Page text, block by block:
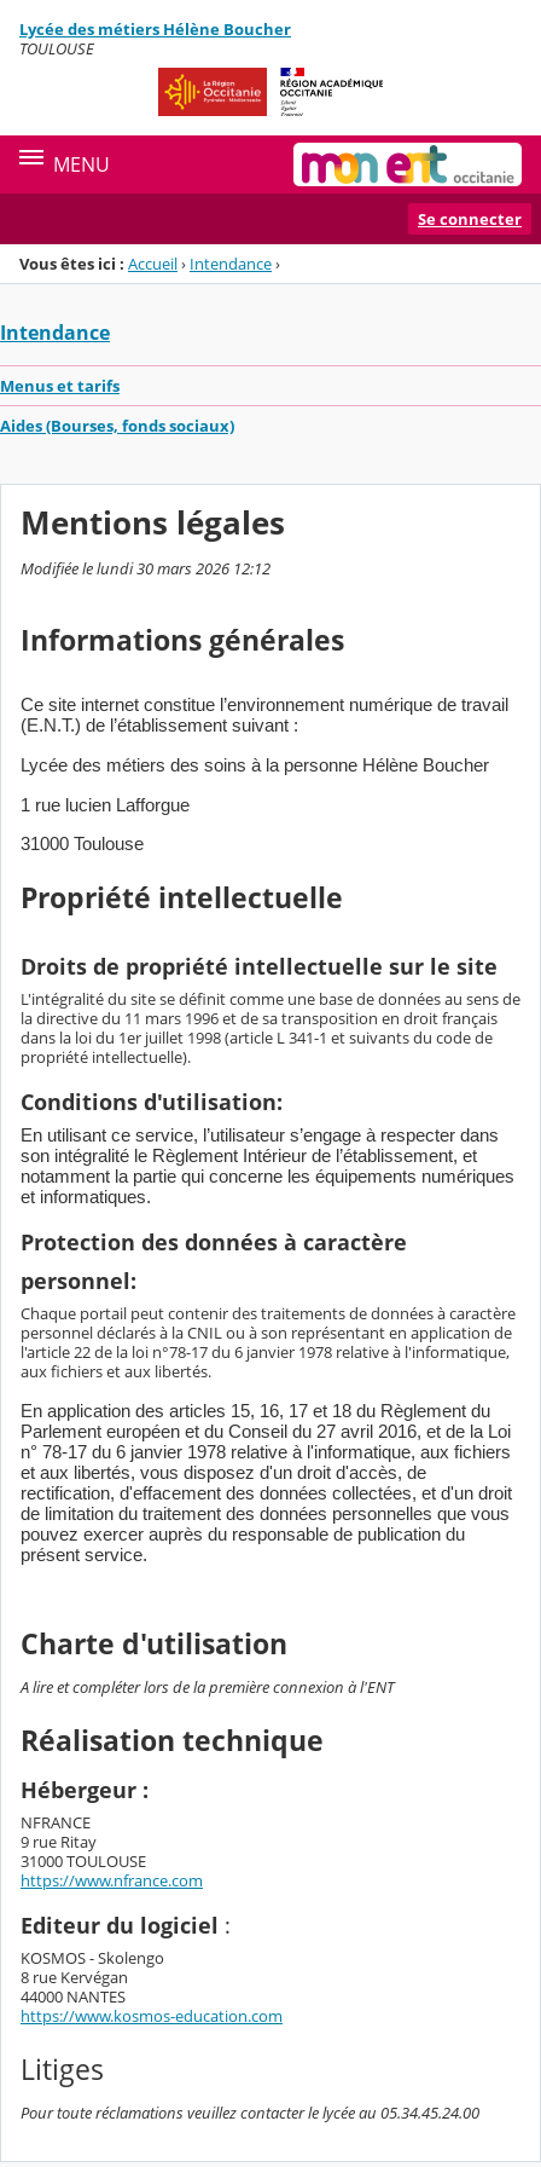
Menu de la rubrique
Contenu
Lycée des métiers Hélène Boucher
TOULOUSE
MENU
Se connecter
Vous êtes ici : Accueil› Intendance›
Intendance
Menus et tarifs
Aides (Bourses, fonds sociaux)
Mentions légales
Modifiée le lundi 30 mars 2026 12:12
Informations générales
Ce site internet constitue l’environnement numérique de travail
(E.N.T.) de l’établissement suivant :
Lycée des métiers des soins à la personne Hélène Boucher
1 rue lucien Lafforgue
31000 Toulouse
Propriété intellectuelle
Droits de propriété intellectuelle sur le site
L'intégralité du site se définit comme une base de données au sens de
la directive du 11 mars 1996 et de sa transposition en droit français
dans la loi du 1er juillet 1998 (article L 341-1 et suivants du code de
propriété intellectuelle).
Conditions d'utilisation:
En utilisant ce service, l’utilisateur s’engage à respecter dans
son intégralité le Règlement Intérieur de l’établissement, et
notamment la partie qui concerne les équipements numériques
et informatiques.
Protection des données à caractère
personnel:
Chaque portail peut contenir des traitements de données à caractère
personnel déclarés à la CNIL ou à son représentant en application de
l'article 22 de la loi n°78-17 du 6 janvier 1978 relative à l'informatique,
aux fichiers et aux libertés.
En application des articles 15, 16, 17 et 18 du Règlement du
Parlement européen et du Conseil du 27 avril 2016, et de la Loi
n° 78-17 du 6 janvier 1978 relative à l'informatique, aux fichiers
et aux libertés, vous disposez d'un droit d'accès, de
rectification, d'effacement des données collectées, et d'un droit
de limitation du traitement des données personnelles que vous
pouvez exercer auprès du responsable de publication du
présent service.
Charte d'utilisation
A lire et compléter lors de la première connexion à l'ENT
Réalisation technique
Hébergeur :
NFRANCE
9 rue Ritay
31000 TOULOUSE
https://www.nfrance.com
Editeur du logiciel :
KOSMOS - Skolengo
8 rue Kervégan
44000 NANTES
https://www.kosmos-education.com
Litiges
Pour toute réclamations veuillez contacter le lycée au 05.34.45.24.00